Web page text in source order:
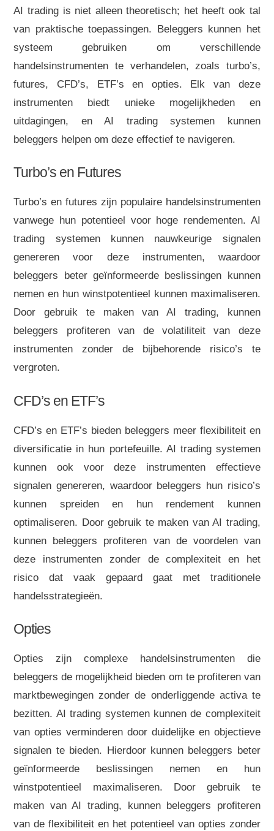
AI trading is niet alleen theoretisch; het heeft ook tal
van praktische toepassingen. Beleggers kunnen het
systeem gebruiken om verschillende
handelsinstrumenten te verhandelen, zoals turbo’s,
futures, CFD’s, ETF’s en opties. Elk van deze
instrumenten biedt unieke mogelijkheden en
uitdagingen, en AI trading systemen kunnen
beleggers helpen om deze effectief te navigeren.
Turbo’s en Futures
Turbo’s en futures zijn populaire handelsinstrumenten
vanwege hun potentieel voor hoge rendementen. AI
trading systemen kunnen nauwkeurige signalen
genereren voor deze instrumenten, waardoor
beleggers beter geïnformeerde beslissingen kunnen
nemen en hun winstpotentieel kunnen maximaliseren.
Door gebruik te maken van AI trading, kunnen
beleggers profiteren van de volatiliteit van deze
instrumenten zonder de bijbehorende risico’s te
vergroten.
CFD’s en ETF’s
CFD’s en ETF’s bieden beleggers meer flexibiliteit en
diversificatie in hun portefeuille. AI trading systemen
kunnen ook voor deze instrumenten effectieve
signalen genereren, waardoor beleggers hun risico’s
kunnen spreiden en hun rendement kunnen
optimaliseren. Door gebruik te maken van AI trading,
kunnen beleggers profiteren van de voordelen van
deze instrumenten zonder de complexiteit en het
risico dat vaak gepaard gaat met traditionele
handelsstrategieën.
Opties
Opties zijn complexe handelsinstrumenten die
beleggers de mogelijkheid bieden om te profiteren van
marktbewegingen zonder de onderliggende activa te
bezitten. AI trading systemen kunnen de complexiteit
van opties verminderen door duidelijke en objectieve
signalen te bieden. Hierdoor kunnen beleggers beter
geïnformeerde beslissingen nemen en hun
winstpotentieel maximaliseren. Door gebruik te
maken van AI trading, kunnen beleggers profiteren
van de flexibiliteit en het potentieel van opties zonder